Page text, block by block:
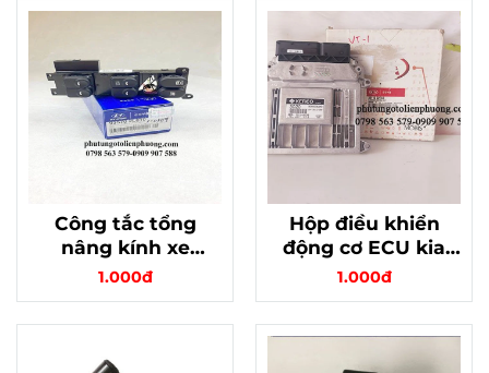
Công tắc tổng
nâng kính xe
hyundai grand i30
xứ
1.000đ
Hộp điều khiển
động cơ ECU kia
morning chính
1.000đ